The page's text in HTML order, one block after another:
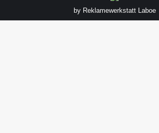
by Reklamewerkstatt Laboe